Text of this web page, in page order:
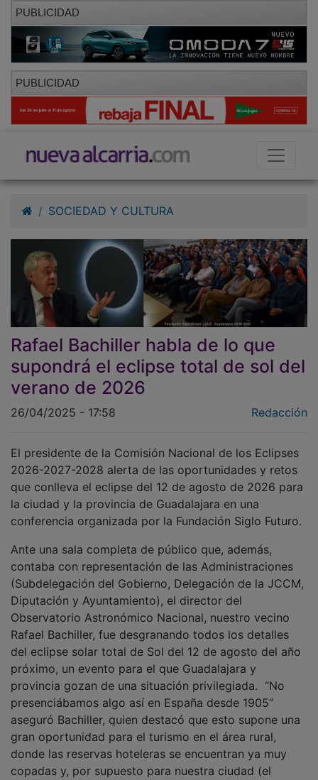
PUBLICIDAD
PUBLICIDAD
SOCIEDAD Y CULTURA
Rafael Bachiller habla de lo que
supondrá el eclipse total de sol del
verano de 2026
26/04/2025 - 17:58 Redacción
El presidente de la Comisión Nacional de los Eclipses
2026-2027-2028 alerta de las oportunidades y retos
que conlleva el eclipse del 12 de agosto de 2026 para
la ciudad y la provincia de Guadalajara en una
conferencia organizada por la Fundación Siglo Futuro.
Ante una sala completa de público que, además,
contaba con representación de las Administraciones
(Subdelegación del Gobierno, Delegación de la JCCM,
Diputación y Ayuntamiento), el director del
Observatorio Astronómico Nacional, nuestro vecino
Rafael Bachiller, fue desgranando todos los detalles
del eclipse solar total de Sol del 12 de agosto del año
próximo, un evento para el que Guadalajara y
provincia gozan de una situación privilegiada. “No
presenciábamos algo así en España desde 1905”
aseguró Bachiller, quien destacó que esto supone una
gran oportunidad para el turismo en el área rural,
donde las reservas hoteleras se encuentran ya muy
copadas y, por supuesto para nuestra ciudad (el